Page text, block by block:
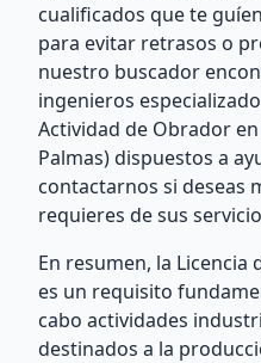
cualificados que te
para evitar retrasos o
nuestro buscador
ingenieros
Actividad de Obrador
Palmas) dispuestos a
contactarnos si deseas
requieres de sus
En resumen, la
es un requisito
cabo actividades
destinados a la